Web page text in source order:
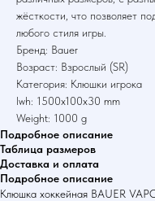
жёсткости, что позволяет
любого стиля игры.
Бренд: Bauer
Возраст: Взрослый (SR)
Категория: Клюшки игрока
lwh: 1500x100x30 mm
Weight: 1000 g
Подробное описание
Таблица размеров
Доставка и оплата
Подробное описание
Клюшка хоккейная BAUER